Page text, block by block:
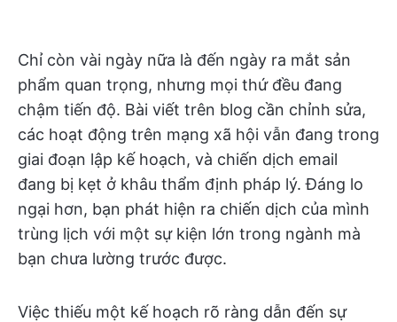
Chỉ còn vài ngày nữa là đến ngày ra mắt sản
phẩm quan trọng, nhưng mọi thứ đều đang
chậm tiến độ. Bài viết trên blog cần chỉnh sửa,
các hoạt động trên mạng xã hội vẫn đang trong
giai đoạn lập kế hoạch, và chiến dịch email
đang bị kẹt ở khâu thẩm định pháp lý. Đáng lo
ngại hơn, bạn phát hiện ra chiến dịch của mình
trùng lịch với một sự kiện lớn trong ngành mà
bạn chưa lường trước được.
Việc thiếu một kế hoạch rõ ràng dẫn đến sự